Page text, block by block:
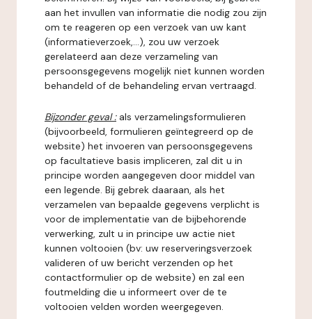
aan het invullen van informatie die nodig zou zijn
om te reageren op een verzoek van uw kant
(informatieverzoek,...), zou uw verzoek
gerelateerd aan deze verzameling van
persoonsgegevens mogelijk niet kunnen worden
behandeld of de behandeling ervan vertraagd.
Bijzonder geval : als verzamelingsformulieren
(bijvoorbeeld, formulieren geïntegreerd op de
website) het invoeren van persoonsgegevens
op facultatieve basis impliceren, zal dit u in
principe worden aangegeven door middel van
een legende. Bij gebrek daaraan, als het
verzamelen van bepaalde gegevens verplicht is
voor de implementatie van de bijbehorende
verwerking, zult u in principe uw actie niet
kunnen voltooien (bv: uw reserveringsverzoek
valideren of uw bericht verzenden op het
contactformulier op de website) en zal een
foutmelding die u informeert over de te
voltooien velden worden weergegeven.